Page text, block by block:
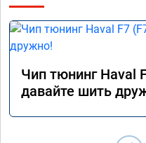
Чип тюнинг Haval
давайте шить